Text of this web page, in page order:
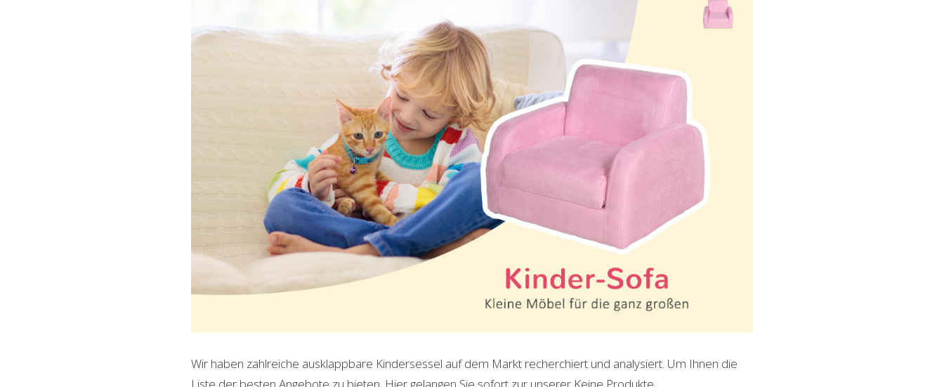
Wir haben zahlreiche ausklappbare Kindersessel auf dem Markt recherchiert und analysiert. Um Ihnen die
Liste der besten Angebote zu bieten. Hier gelangen Sie sofort zur unserer Keine Produkte